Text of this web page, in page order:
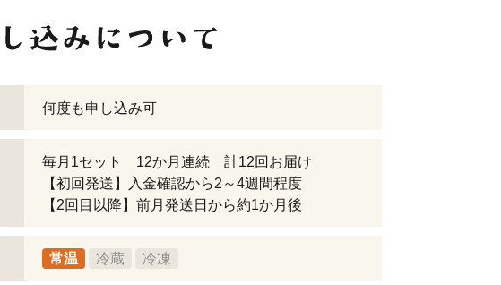
何度も申し込み可
毎月1セット 12か月連続 計12回お届け
【初回発送】入金確認から2～4週間程度
【2回目以降】前月発送日から約1か月後
常温 冷蔵 冷凍